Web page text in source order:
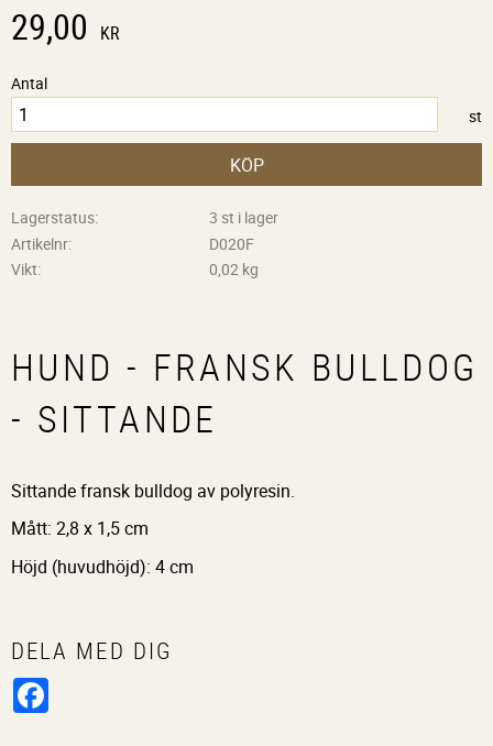
29,00 KR
Antal
st
KÖP
Lagerstatus
3 st i lager
Artikelnr
D020F
Vikt
0,02 kg
HUND - FRANSK BULLDOG
- SITTANDE
Sittande fransk bulldog av polyresin.
Mått: 2,8 x 1,5 cm
Höjd (huvudhöjd): 4 cm
DELA MED DIG